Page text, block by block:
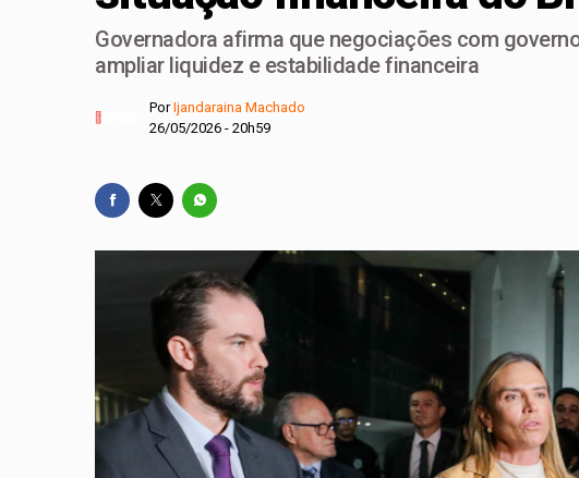
Lactário do Hospital de Base
Endereços de Planaltina terão
Hospital de Base amplia
20 anos da Lei Maria da Penha
Governadora afirma que negociações com
ampliar liquidez e estabilidade financeira
PorIjandaraina Machado
26/05/2026 - 20h59